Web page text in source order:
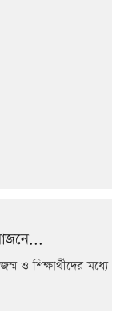
ও শিক্ষার্থীদের মধ্যে